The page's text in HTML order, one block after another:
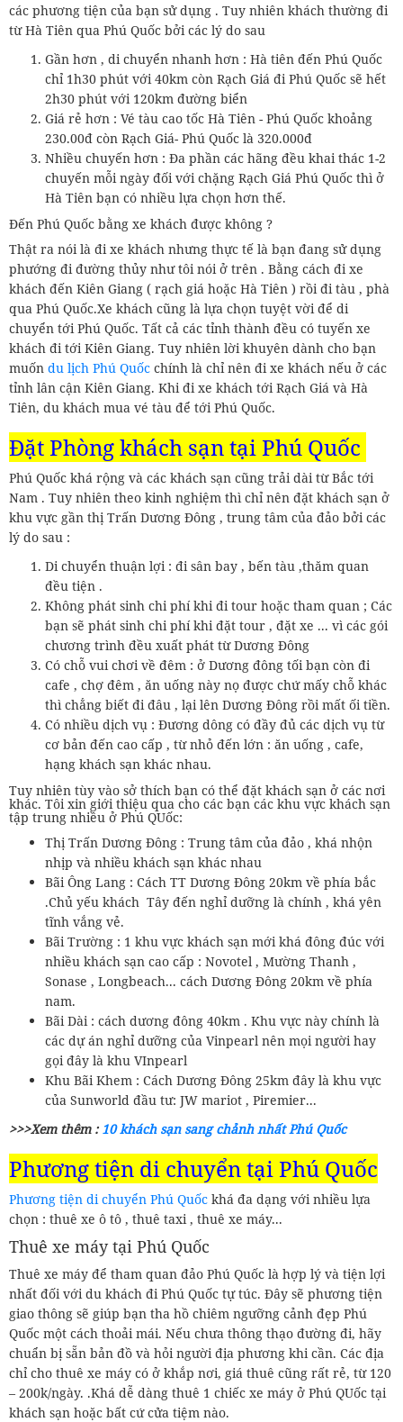
các phương tiện của bạn sử dụng . Tuy nhiên khách thường đi
từ Hà Tiên qua Phú Quốc bởi các lý do sau
Gần hơn , di chuyển nhanh hơn : Hà tiên đến Phú Quốc
chỉ 1h30 phút với 40km còn Rạch Giá đi Phú Quốc sẽ hết
2h30 phút với 120km đường biển
Giá rẻ hơn : Vé tàu cao tốc Hà Tiên - Phú Quốc khoảng
230.00đ còn Rạch Giá- Phú Quốc là 320.000đ
Nhiều chuyến hơn : Đa phần các hãng đều khai thác 1-2
chuyến mỗi ngày đối với chặng Rạch Giá Phú Quốc thì ở
Hà Tiên bạn có nhiều lựa chọn hơn thế.
Đến Phú Quốc bằng xe khách được không ?
Thật ra nói là đi xe khách nhưng thực tế là bạn đang sử dụng
phướng đi đường thủy như tôi nói ở trên . Bằng cách đi xe
khách đến Kiên Giang ( rạch giá hoặc Hà Tiên ) rồi đi tàu , phà
qua Phú Quốc.Xe khách cũng là lựa chọn tuyệt vời để di
chuyển tới Phú Quốc. Tất cả các tỉnh thành đều có tuyến xe
khách đi tới Kiên Giang. Tuy nhiên lời khuyên dành cho bạn
muốn du lịch Phú Quốc chính là chỉ nên đi xe khách nếu ở các
tỉnh lân cận Kiên Giang. Khi đi xe khách tới Rạch Giá và Hà
Tiên, du khách mua vé tàu để tới Phú Quốc.
Đặt Phòng khách sạn tại Phú Quốc
Phú Quốc khá rộng và các khách sạn cũng trải dài từ Bắc tới
Nam . Tuy nhiên theo kinh nghiệm thì chỉ nên đặt khách sạn ở
khu vực gần thị Trấn Dương Đông , trung tâm của đảo bởi các
lý do sau :
Di chuyển thuận lợi : đi sân bay , bến tàu ,thăm quan
đều tiện .
Không phát sinh chi phí khi đi tour hoặc tham quan ; Các
bạn sẽ phát sinh chi phí khi đặt tour , đặt xe ... vì các gói
chương trình đều xuất phát từ Dương Đông
Có chỗ vui chơi về đêm : ở Dương đông tối bạn còn đi
cafe , chợ đêm , ăn uống này nọ được chứ mấy chỗ khác
thì chẳng biết đi đâu , lại lên Dương Đông rồi mất ối tiền.
Có nhiều dịch vụ : Đương dông có đầy đủ các dịch vụ từ
cơ bản đến cao cấp , từ nhỏ đến lớn : ăn uống , cafe,
hạng khách sạn khác nhau.
Tuy nhiên tùy vào sở thích bạn có thể đặt khách sạn ở các nơi
khác. Tôi xin giới thiệu qua cho các bạn các khu vực khách sạn
tập trung nhiều ở Phú QUốc:
Thị Trấn Dương Đông : Trung tâm của đảo , khá nhộn
nhịp và nhiều khách sạn khác nhau
Bãi Ông Lang : Cách TT Dương Đông 20km về phía bắc
.Chủ yếu khách Tây đến nghỉ dưỡng là chính , khá yên
tĩnh vắng vẻ.
Bãi Trường : 1 khu vực khách sạn mới khá đông đúc với
nhiều khách sạn cao cấp : Novotel , Mường Thanh ,
Sonase , Longbeach... cách Dương Đông 20km về phía
nam.
Bãi Dài : cách dương đông 40km . Khu vực này chính là
các dự án nghỉ dưỡng của Vinpearl nên mọi người hay
gọi đây là khu VInpearl
Khu Bãi Khem : Cách Dương Đông 25km đây là khu vực
của Sunworld đầu tư: JW mariot , Piremier...
>>>Xem thêm : 10 khách sạn sang chảnh nhất Phú Quốc
Phương tiện di chuyển tại Phú Quốc
Phương tiện di chuyển Phú Quốc khá đa dạng với nhiều lựa
chọn : thuê xe ô tô , thuê taxi , thuê xe máy...
Thuê xe máy tại Phú Quốc
Thuê xe máy để tham quan đảo Phú Quốc là hợp lý và tiện lợi
nhất đối với du khách đi Phú Quốc tự túc. Đây sẽ phương tiện
giao thông sẽ giúp bạn tha hồ chiêm ngưỡng cảnh đẹp Phú
Quốc một cách thoải mái. Nếu chưa thông thạo đường đi, hãy
chuẩn bị sẵn bản đồ và hỏi người địa phương khi cần. Các địa
chỉ cho thuê xe máy có ở khắp nơi, giá thuê cũng rất rẻ, từ 120
– 200k/ngày. .Khá dễ dàng thuê 1 chiếc xe máy ở Phú QUốc tại
khách sạn hoặc bất cứ cửa tiệm nào.